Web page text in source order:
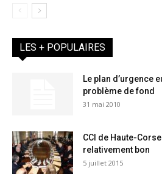
LES + POPULAIRES
Le plan d’urgence
problème de fond
31 mai 2010
CCI de Haute-
relativement bon
5 juillet 2015